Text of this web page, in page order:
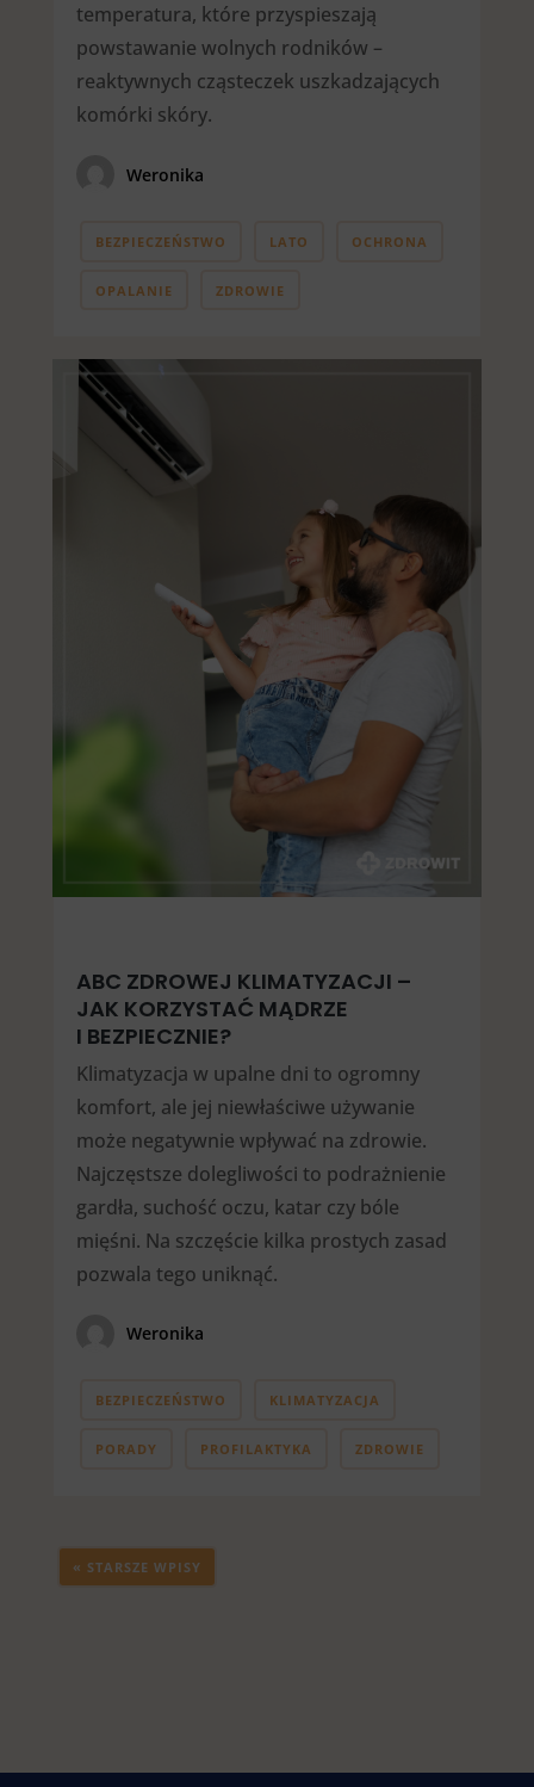
temperatura, które przyspieszają
powstawanie wolnych rodników –
reaktywnych cząsteczek uszkadzających
komórki skóry.
Weronika
BEZPIECZEŃSTWO LATO OCHRONA
OPALANIE ZDROWIE
ABC ZDROWEJ KLIMATYZACJI –
JAK KORZYSTAĆ MĄDRZE
I BEZPIECZNIE?
Klimatyzacja w upalne dni to ogromny
komfort, ale jej niewłaściwe używanie
może negatywnie wpływać na zdrowie.
Najczęstsze dolegliwości to podrażnienie
gardła, suchość oczu, katar czy bóle
mięśni. Na szczęście kilka prostych zasad
pozwala tego uniknąć.
Weronika
BEZPIECZEŃSTWO KLIMATYZACJA
PORADY PROFILAKTYKA ZDROWIE
« STARSZE WPISY